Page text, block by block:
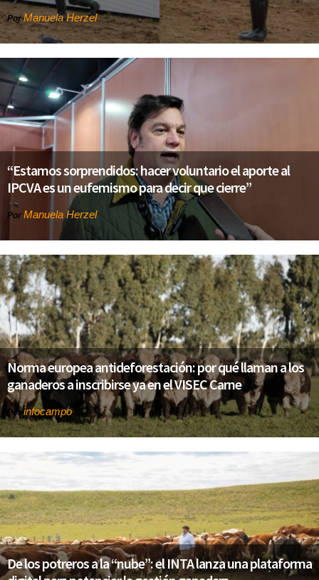
PorManuela Herzel
“Estamos sorprendidos: hacer voluntario el aporte al
IPCVA es un eufemismo para decir que cierre”
Por Manuela Herzel
Norma europea antideforestación: por qué llaman a los
ganaderos a inscribirse ya en el VISEC Carne
Porinfocampo
De los potreros a la “nube”: el INTA lanza una plataforma